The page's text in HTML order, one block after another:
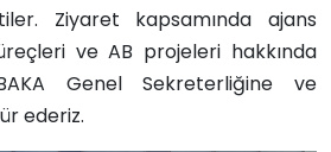
Ziyaret kapsamında ajans
ve AB projeleri hakkında
Genel Sekreterliğine ve
ederiz.